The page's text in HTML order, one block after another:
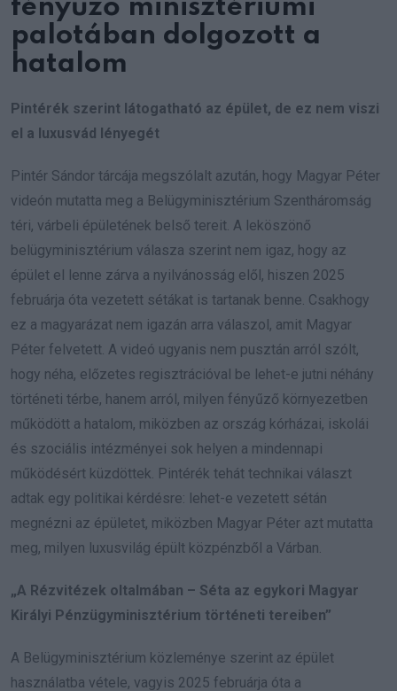
fényűző minisztériumi
palotában dolgozott a
hatalom
Pintérék szerint látogatható az épület, de ez nem viszi
el a luxusvád lényegét
Pintér Sándor tárcája megszólalt azután, hogy Magyar Péter
videón mutatta meg a Belügyminisztérium Szentháromság
téri, várbeli épületének belső tereit. A leköszönő
belügyminisztérium válasza szerint nem igaz, hogy az
épület el lenne zárva a nyilvánosság elől, hiszen 2025
februárja óta vezetett sétákat is tartanak benne. Csakhogy
ez a magyarázat nem igazán arra válaszol, amit Magyar
Péter felvetett. A videó ugyanis nem pusztán arról szólt,
hogy néha, előzetes regisztrációval be lehet-e jutni néhány
történeti térbe, hanem arról, milyen fényűző környezetben
működött a hatalom, miközben az ország kórházai, iskolái
és szociális intézményei sok helyen a mindennapi
működésért küzdöttek. Pintérék tehát technikai választ
adtak egy politikai kérdésre: lehet-e vezetett sétán
megnézni az épületet, miközben Magyar Péter azt mutatta
meg, milyen luxusvilág épült közpénzből a Várban.
„A Rézvitézek oltalmában – Séta az egykori Magyar
Királyi Pénzügyminisztérium történeti tereiben”
A Belügyminisztérium közleménye szerint az épület
használatba vétele, vagyis 2025 februárja óta a